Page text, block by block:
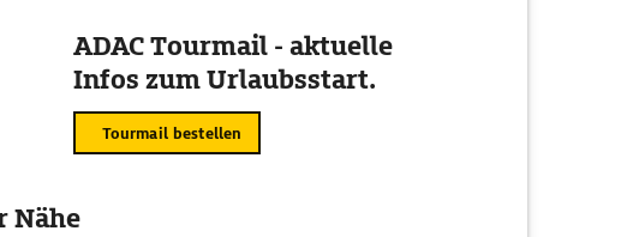
ADAC Tourmail - aktuelle
Infos zum Urlaubsstart.
Tourmail bestellen
Nähe